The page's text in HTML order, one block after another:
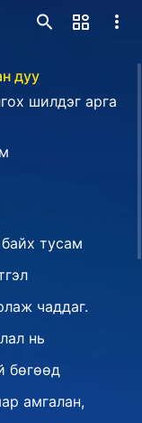
дуу
шилдэг арга
тусам
чаддаг.
нь
бөгөөд
амгалан,